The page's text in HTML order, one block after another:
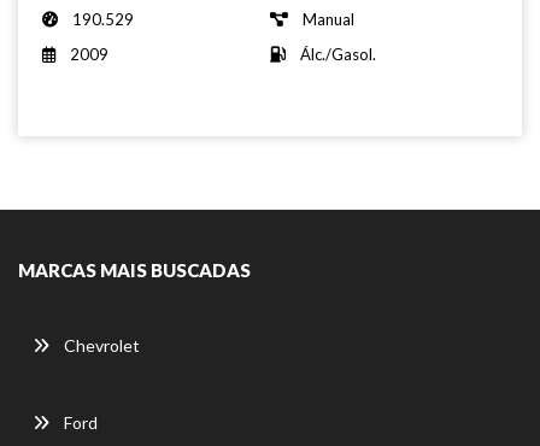
190.529
Manual
2009
Álc./Gasol.
MARCAS MAIS BUSCADAS
Chevrolet
Ford